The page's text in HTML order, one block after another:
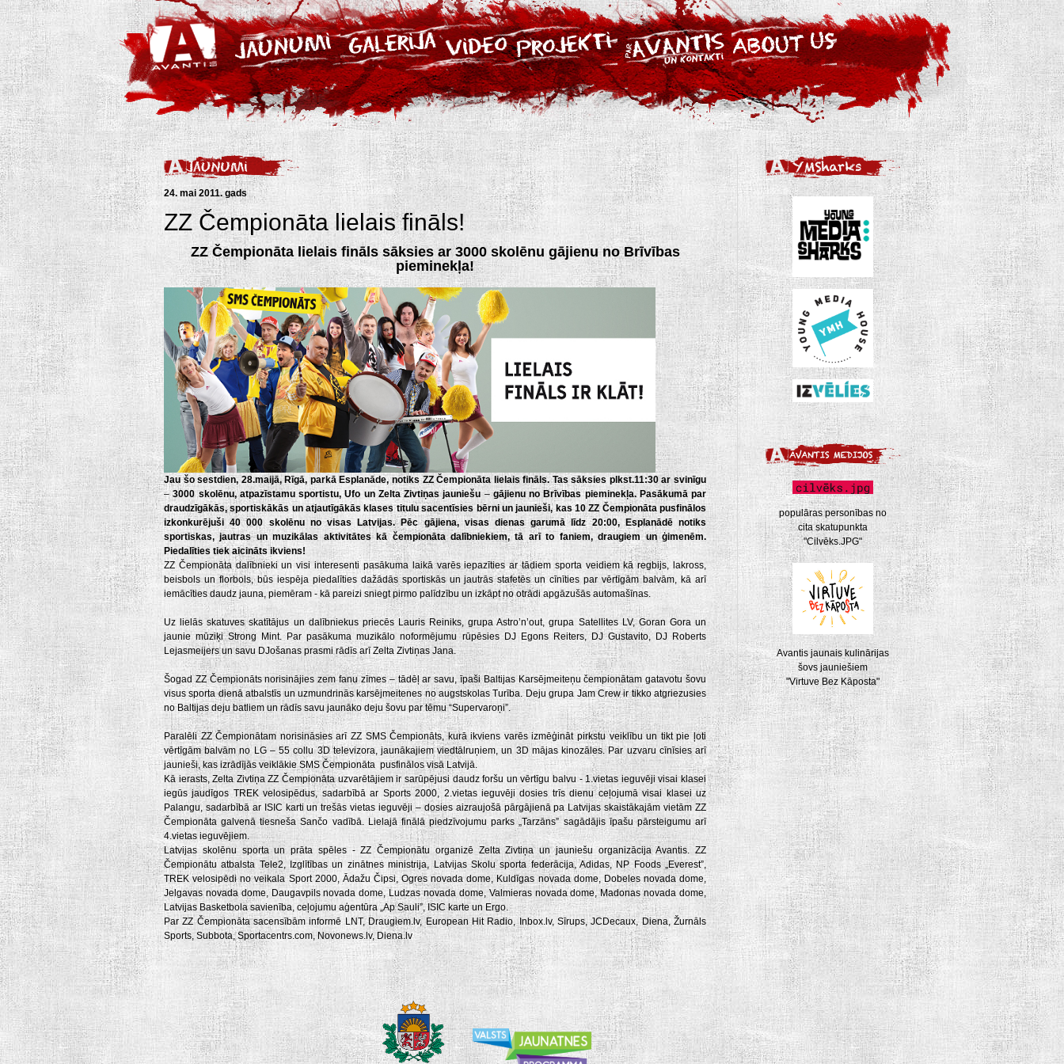
populāras personības no
cita skatupunkta
"Cilvēks.JPG"
Avantis jaunais kulinārijas
šovs jauniešiem
"Virtuve Bez Kāposta"
24. mai 2011. gads
ZZ Čempionāta lielais fināls!
ZZ Čempionāta lielais fināls sāksies ar 3000 skolēnu gājienu no Brīvības
pieminekļa!
Jau šo sestdien, 28.maijā, Rīgā, parkā Esplanāde, notiks ZZ Čempionāta lielais fināls. Tas sāksies plkst.11:30 ar svinīgu
–3000 skolēnu, atpazīstamu sportistu, Ufo un Zelta Zivtiņas jauniešu–gājienu no Brīvības pieminekļa. Pasākumā par
draudzīgākās, sportiskākās un atjautīgākās klases titulu sacentīsies bērni un jaunieši, kas 10 ZZ Čempionāta pusfinālos
izkonkurējuši 40 000 skolēnu no visas Latvijas. Pēc gājiena, visas dienas garumā līdz 20:00, Esplanādē notiks
sportiskas, jautras un muzikālas aktivitātes kā čempionāta dalībniekiem, tā arī to faniem, draugiem un ģimenēm.
Piedalīties tiek aicināts ikviens!
ZZ Čempionāta dalībnieki un visi interesenti pasākuma laikā varēs iepazīties ar tādiem sporta veidiem kā regbijs, lakross,
beisbols un florbols, būs iespēja piedalīties dažādās sportiskās un jautrās stafetēs un cīnīties par vērtīgām balvām, kā arī
iemācīties daudz jauna, piemēram - kā pareizi sniegt pirmo palīdzību un izkāpt no otrādi apgāzušās automašīnas.
Uz lielās skatuves skatītājus un dalībniekus priecēs Lauris Reiniks, grupa Astro’n’out, grupa Satellites LV, Goran Gora un
jaunie mūziķi Strong Mint. Par pasākuma muzikālo noformējumu rūpēsies DJ Egons Reiters, DJ Gustavito, DJ Roberts
Lejasmeijers un savu DJošanas prasmi rādīs arī Zelta Zivtiņas Jana.
Šogad ZZ Čempionāts norisinājies zem fanu zīmes – tādēļ ar savu, īpaši Baltijas Karsējmeiteņu čempionātam gatavotu šovu
visus sporta dienā atbalstīs un uzmundrinās karsējmeitenes no augstskolas Turība. Deju grupa Jam Crew ir tikko atgriezusies
no Baltijas deju batliem un rādīs savu jaunāko deju šovu par tēmu “Supervaroņi”.
Paralēli ZZ Čempionātam norisināsies arī ZZ SMS Čempionāts, kurā ikviens varēs izmēģināt pirkstu veiklību un tikt pie ļoti
vērtīgām balvām no LG – 55 collu 3D televizora, jaunākajiem viedtālruņiem, un 3D mājas kinozāles. Par uzvaru cīnīsies arī
jaunieši, kas izrādījās veiklākie SMS Čempionāta pusfinālos visā Latvijā.
Kā ierasts, Zelta Zivtiņa ZZ Čempionāta uzvarētājiem ir sarūpējusi daudz foršu un vērtīgu balvu - 1.vietas ieguvēji visai klasei
iegūs jaudīgos TREK velosipēdus, sadarbībā ar Sports 2000, 2.vietas ieguvēji dosies trīs dienu ceļojumā visai klasei uz
Palangu, sadarbībā ar ISIC karti un trešās vietas ieguvēji – dosies aizraujošā pārgājienā pa Latvijas skaistākajām vietām ZZ
Čempionāta galvenā tiesneša Sančo vadībā. Lielajā finālā piedzīvojumu parks „Tarzāns” sagādājis īpašu pārsteigumu arī
4.vietas ieguvējiem.
Latvijas skolēnu sporta un prāta spēles - ZZ Čempionātu organizē Zelta Zivtiņa un jauniešu organizācija Avantis. ZZ
Čempionātu atbalsta Tele2, Izglītības un zinātnes ministrija, Latvijas Skolu sporta federācija, Adidas, NP Foods „Everest”,
TREK velosipēdi no veikala Sport 2000, Ādažu Čipsi, Ogres novada dome, Kuldīgas novada dome, Dobeles novada dome,
Jelgavas novada dome, Daugavpils novada dome, Ludzas novada dome, Valmieras novada dome, Madonas novada dome,
Latvijas Basketbola savienība, ceļojumu aģentūra „Ap Sauli”, ISIC karte un Ergo.
Par ZZ Čempionāta sacensībām informē LNT, Draugiem.lv, European Hit Radio, Inbox.lv, Sīrups, JCDecaux, Diena, Žurnāls
Sports, Subbota, Sportacentrs.com, Novonews.lv, Diena.lv